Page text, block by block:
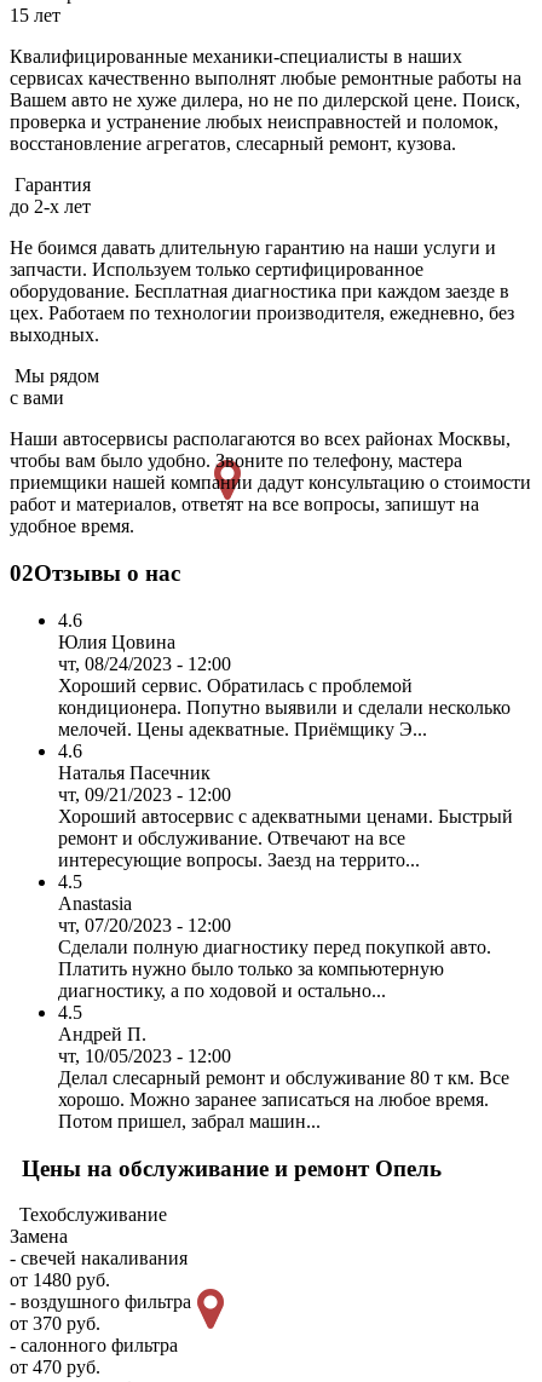
15 лет
Квалифицированные механики-специалисты в наших
сервисах качественно выполнят любые ремонтные работы на
Вашем авто не хуже дилера, но не по дилерской цене. Поиск,
проверка и устранение любых неисправностей и поломок,
восстановление агрегатов, слесарный ремонт, кузова.
Гарантия
до 2-х лет
Не боимся давать длительную гарантию на наши услуги и
запчасти. Используем только сертифицированное
оборудование. Бесплатная диагностика при каждом заезде в
цех. Работаем по технологии производителя, ежедневно, без
выходных.
Мы рядом
с вами
Наши автосервисы располагаются во всех районах Москвы,
чтобы вам было удобно. Звоните по телефону, мастера
приемщики нашей компании дадут консультацию о стоимости
работ и материалов, ответят на все вопросы, запишут на
удобное время.
02Отзывы о нас
4.6
Юлия Цовина
чт, 08/24/2023 - 12:00
Хороший сервис. Обратилась с проблемой
кондиционера. Попутно выявили и сделали несколько
мелочей. Цены адекватные. Приёмщику Э...
4.6
Наталья Пасечник
чт, 09/21/2023 - 12:00
Хороший автосервис с адекватными ценами. Быстрый
ремонт и обслуживание. Отвечают на все
интересующие вопросы. Заезд на террито...
4.5
Anastasia
чт, 07/20/2023 - 12:00
Сделали полную диагностику перед покупкой авто.
Платить нужно было только за компьютерную
диагностику, а по ходовой и остально...
4.5
Андрей П.
чт, 10/05/2023 - 12:00
Делал слесарный ремонт и обслуживание 80 т км. Все
хорошо. Можно заранее записаться на любое время.
Потом пришел, забрал машин...
Цены на обслуживание и ремонт Опель
Техобслуживание
Замена
- свечей накаливания
от 1480 руб.
- воздушного фильтра
от 370 руб.
- салонного фильтра
от 470 руб.